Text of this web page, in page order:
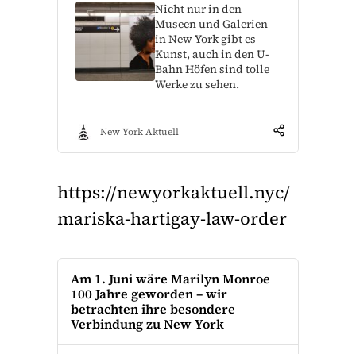
Nicht nur in den
Museen und Galerien
in New York gibt es
Kunst, auch in den U-
Bahn Höfen sind tolle
Werke zu sehen.
New York Aktuell
https://newyorkaktuell.nyc/
mariska-hartigay-law-order
Am 1. Juni wäre Marilyn Monroe
100 Jahre geworden – wir
betrachten ihre besondere
Verbindung zu New York